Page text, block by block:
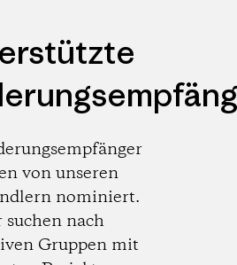
von unseren
nominiert.
suchen nach
Gruppen mit